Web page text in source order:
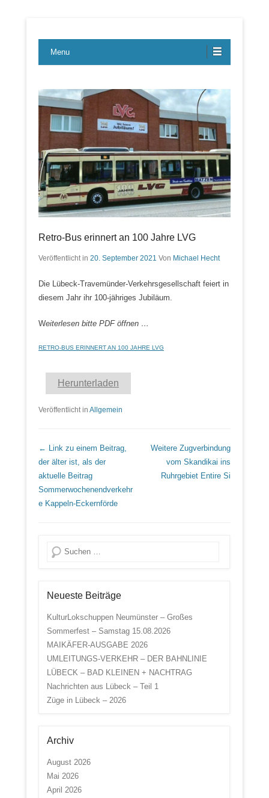
LBE-Express
Menu
Retro-Bus erinnert an 100 Jahre LVG
Veröffentlicht in 20. September 2021 Von Michael Hecht
Die Lübeck-Travemünder-Verkehrsgesellschaft feiert in
diesem Jahr ihr 100-jähriges Jubiläum.
Weiterlesen bitte PDF öffnen …
RETRO-BUS ERINNERT AN 100 JAHRE LVG
Herunterladen
Veröffentlicht in Allgemein
Beitrags Übersicht
← Link zu einem Beitrag,
der älter ist, als der
aktuelle Beitrag
Sommerwochenendverkehr
e Kappeln-Eckernförde
Weitere Zugverbindung
vom Skandikai ins
Ruhrgebiet Entire Si
Suche
Neueste Beiträge
KulturLokschuppen Neumünster – Großes
Sommerfest – Samstag 15.08.2026
MAIKÄFER-AUSGABE 2026
UMLEITUNGS-VERKEHR – DER BAHNLINIE
LÜBECK – BAD KLEINEN + NACHTRAG
Nachrichten aus Lübeck – Teil 1
Züge in Lübeck – 2026
Archiv
August 2026
Mai 2026
April 2026